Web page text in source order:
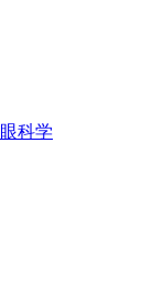
眼科学